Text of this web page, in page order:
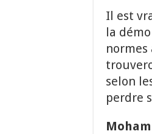
Il est
la
normes
selon
perdre